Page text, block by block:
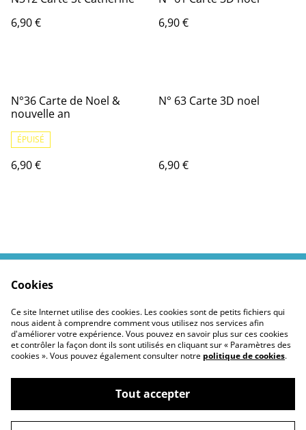
6,90 €
6,90 €
N°36 Carte de Noel &
nouvelle an
ÉPUISÉ
6,90 €
N° 63 Carte 3D noel
6,90 €
Politiques Site
Confidentialité des
cookies
©2026Moustickat Cie
Cookies
Ce site Internet utilise des cookies. Les cookies sont de petits fichiers qui
nous aident à comprendre comment vous utilisez nos services afin
d'améliorer votre expérience. Vous pouvez en savoir plus sur ces cookies
et contrôler la façon dont ils sont utilisés en cliquant sur « Paramètres des
cookies ». Vous pouvez également consulter notre politique de cookies.
Tout accepter